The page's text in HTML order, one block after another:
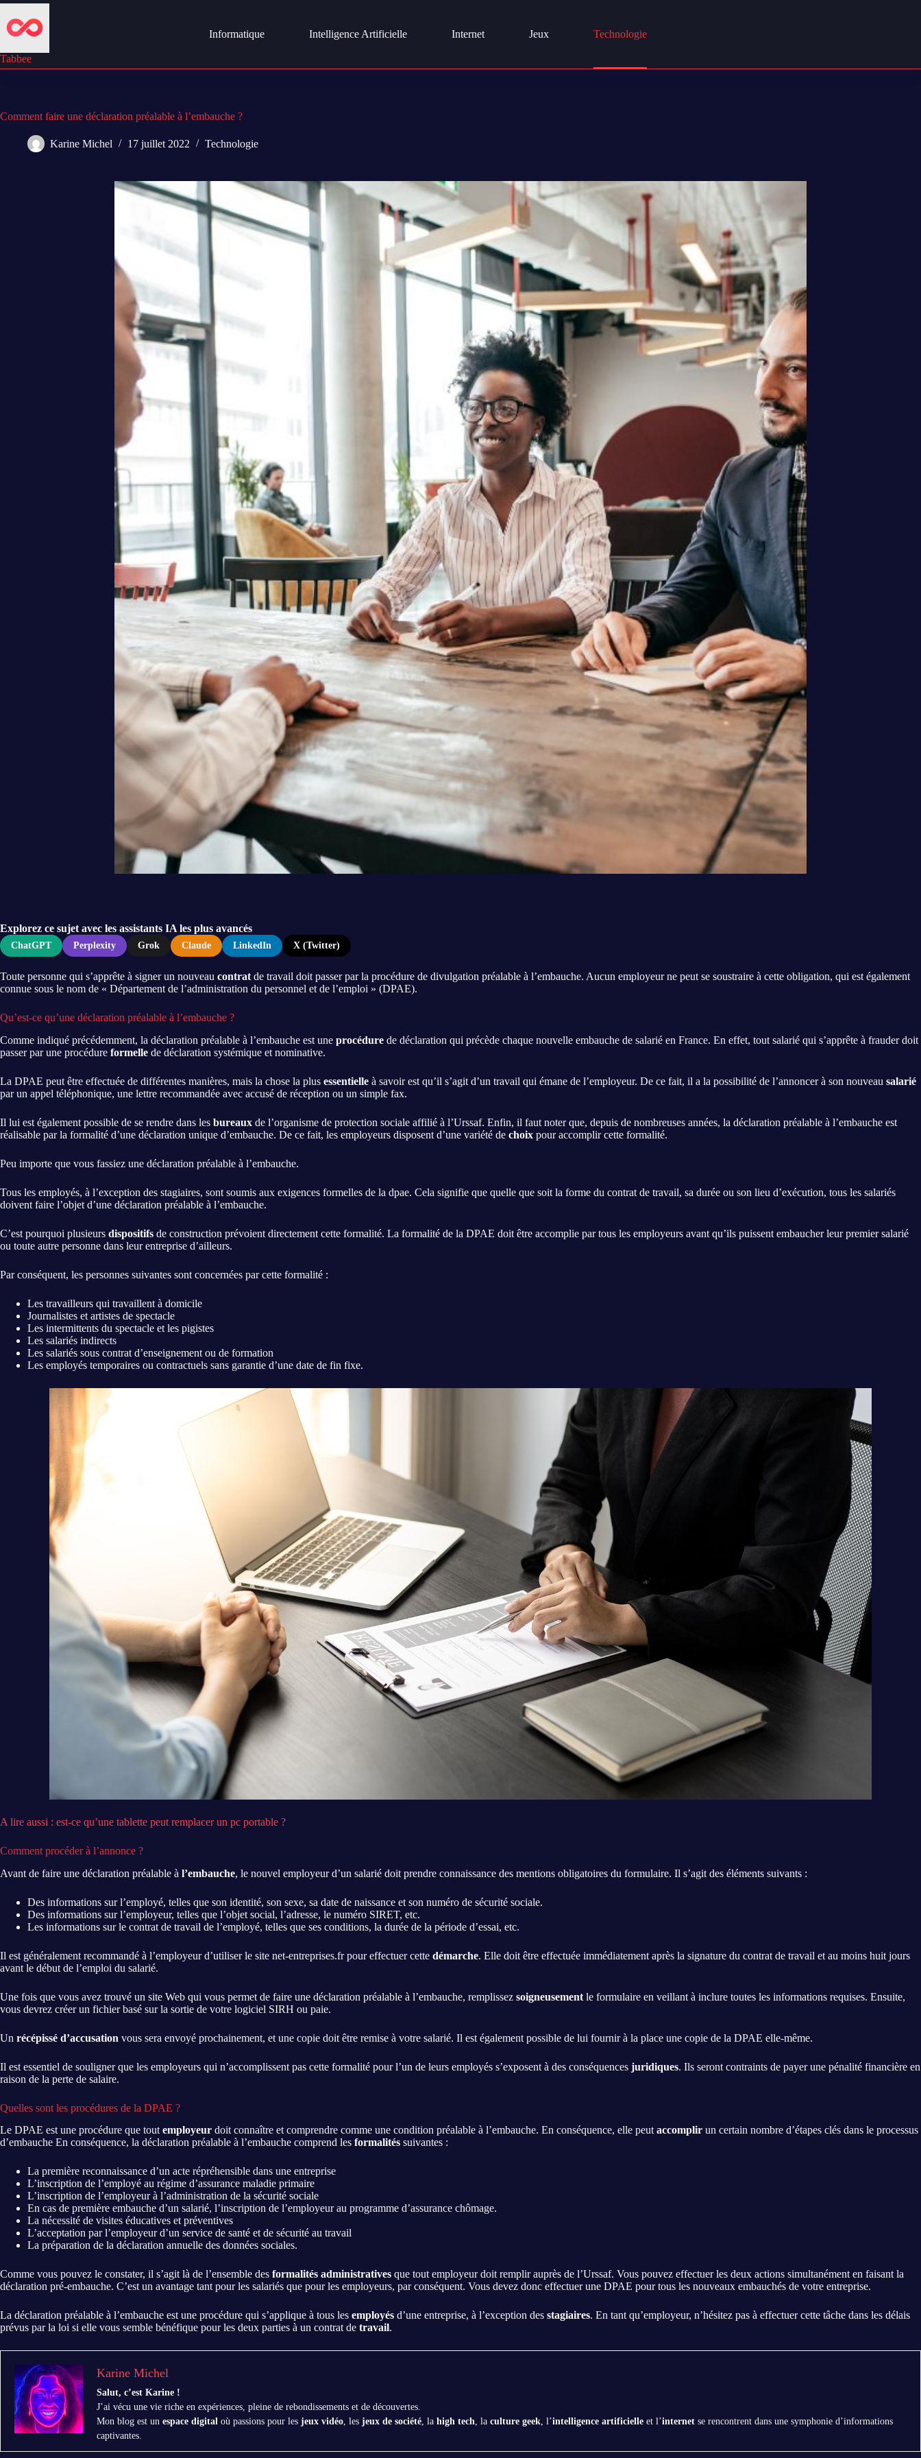
Passer
contenu
Tabbee
Informatique Intelligence Artificielle Internet Jeux Technologie
Comment faire une déclaration préalable à l’embauche ?
Karine Michel 17 juillet 2022 Technologie
Explorez ce sujet avec les assistants IA les plus avancés
ChatGPT Perplexity Grok Claude LinkedIn X (Twitter)
Toute personne qui s’apprête à signer un nouveau contrat de travail doit passer par la procédure de divulgation préalable à l’embauche. Aucun employeur ne peut se soustraire à cette obligation, qui est également
connue sous le nom de « Département de l’administration du personnel et de l’emploi » (DPAE).
Qu’est-ce qu’une déclaration préalable à l’embauche ?
Comme indiqué précédemment, la déclaration préalable à l’embauche est une procédure de déclaration qui précède chaque nouvelle embauche de salarié en France. En effet, tout salarié qui s’apprête à frauder doit
passer par une procédure formelle de déclaration systémique et nominative.
La DPAE peut être effectuée de différentes manières, mais la chose la plus essentielle à savoir est qu’il s’agit d’un travail qui émane de l’employeur. De ce fait, il a la possibilité de l’annoncer à son nouveau salarié
par un appel téléphonique, une lettre recommandée avec accusé de réception ou un simple fax.
Il lui est également possible de se rendre dans les bureaux de l’organisme de protection sociale affilié à l’Urssaf. Enfin, il faut noter que, depuis de nombreuses années, la déclaration préalable à l’embauche est
réalisable par la formalité d’une déclaration unique d’embauche. De ce fait, les employeurs disposent d’une variété de choix pour accomplir cette formalité.
Peu importe que vous fassiez une déclaration préalable à l’embauche.
Tous les employés, à l’exception des stagiaires, sont soumis aux exigences formelles de la dpae. Cela signifie que quelle que soit la forme du contrat de travail, sa durée ou son lieu d’exécution, tous les salariés
doivent faire l’objet d’une déclaration préalable à l’embauche.
C’est pourquoi plusieurs dispositifs de construction prévoient directement cette formalité. La formalité de la DPAE doit être accomplie par tous les employeurs avant qu’ils puissent embaucher leur premier salarié
ou toute autre personne dans leur entreprise d’ailleurs.
Par conséquent, les personnes suivantes sont concernées par cette formalité :
Les travailleurs qui travaillent à domicile
Journalistes et artistes de spectacle
Les intermittents du spectacle et les pigistes
Les salariés indirects
Les salariés sous contrat d’enseignement ou de formation
Les employés temporaires ou contractuels sans garantie d’une date de fin fixe.
A lire aussi : est-ce qu’une tablette peut remplacer un pc portable ?
Comment procéder à l’annonce ?
Avant de faire une déclaration préalable à l’embauche, le nouvel employeur d’un salarié doit prendre connaissance des mentions obligatoires du formulaire. Il s’agit des éléments suivants :
Des informations sur l’employé, telles que son identité, son sexe, sa date de naissance et son numéro de sécurité sociale.
Des informations sur l’employeur, telles que l’objet social, l’adresse, le numéro SIRET, etc.
Les informations sur le contrat de travail de l’employé, telles que ses conditions, la durée de la période d’essai, etc.
Il est généralement recommandé à l’employeur d’utiliser le site net-entreprises.fr pour effectuer cette démarche. Elle doit être effectuée immédiatement après la signature du contrat de travail et au moins huit jours
avant le début de l’emploi du salarié.
Une fois que vous avez trouvé un site Web qui vous permet de faire une déclaration préalable à l’embauche, remplissez soigneusement le formulaire en veillant à inclure toutes les informations requises. Ensuite,
vous devrez créer un fichier basé sur la sortie de votre logiciel SIRH ou paie.
Un récépissé d’accusation vous sera envoyé prochainement, et une copie doit être remise à votre salarié. Il est également possible de lui fournir à la place une copie de la DPAE elle-même.
Il est essentiel de souligner que les employeurs qui n’accomplissent pas cette formalité pour l’un de leurs employés s’exposent à des conséquences juridiques. Ils seront contraints de payer une pénalité financière en
raison de la perte de salaire.
Quelles sont les procédures de la DPAE ?
Le DPAE est une procédure que tout employeur doit connaître et comprendre comme une condition préalable à l’embauche. En conséquence, elle peut accomplir un certain nombre d’étapes clés dans le processus
d’embauche En conséquence, la déclaration préalable à l’embauche comprend les formalités suivantes :
La première reconnaissance d’un acte répréhensible dans une entreprise
L’inscription de l’employé au régime d’assurance maladie primaire
L’inscription de l’employeur à l’administration de la sécurité sociale
En cas de première embauche d’un salarié, l’inscription de l’employeur au programme d’assurance chômage.
La nécessité de visites éducatives et préventives
L’acceptation par l’employeur d’un service de santé et de sécurité au travail
La préparation de la déclaration annuelle des données sociales.
Comme vous pouvez le constater, il s’agit là de l’ensemble des formalités administratives que tout employeur doit remplir auprès de l’Urssaf. Vous pouvez effectuer les deux actions simultanément en faisant la
déclaration pré-embauche. C’est un avantage tant pour les salariés que pour les employeurs, par conséquent. Vous devez donc effectuer une DPAE pour tous les nouveaux embauchés de votre entreprise.
La déclaration préalable à l’embauche est une procédure qui s’applique à tous les employés d’une entreprise, à l’exception des stagiaires. En tant qu’employeur, n’hésitez pas à effectuer cette tâche dans les délais
prévus par la loi si elle vous semble bénéfique pour les deux parties à un contrat de travail.
Karine Michel
Salut, c’est Karine !
J’ai vécu une vie riche en expériences, pleine de rebondissements et de découvertes.
Mon blog est un espace digital où passions pour les jeux vidéo, les jeux de société, la high tech, la culture geek, l’intelligence artificielle et l’internet se rencontrent dans une symphonie d’informations
captivantes.